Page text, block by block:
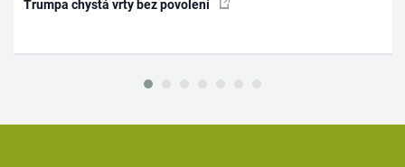
Trumpa chystá vrty bez povolení